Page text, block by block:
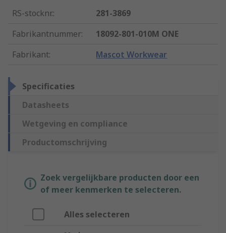
RS-stocknr.:
281-3869
Fabrikantnummer:
18092-801-010M ONE
Fabrikant: Mascot Workwear
Specificaties
Datasheets
Wetgeving en compliance
Productomschrijving
Zoek vergelijkbare producten door een
of meer kenmerken te selecteren.
Alles selecteren